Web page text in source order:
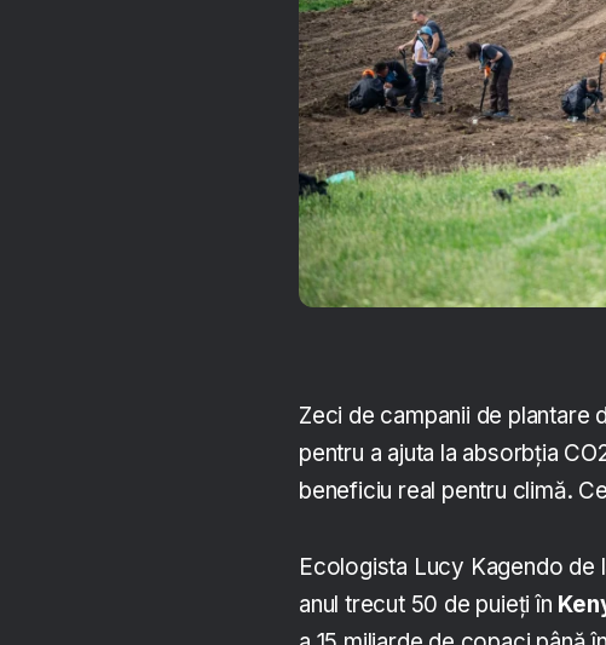
Zeci de campanii de plantare
pentru a ajuta la absorbția
beneficiu real pentru climă.
Ecologista Lucy Kagendo de
anul trecut 50 de puieți în